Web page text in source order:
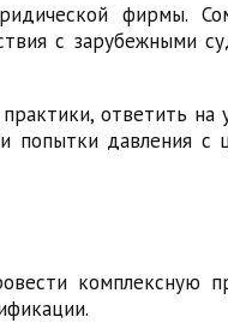
фирмы.
с зарубежными
ответить
попытки давления с
комплексную